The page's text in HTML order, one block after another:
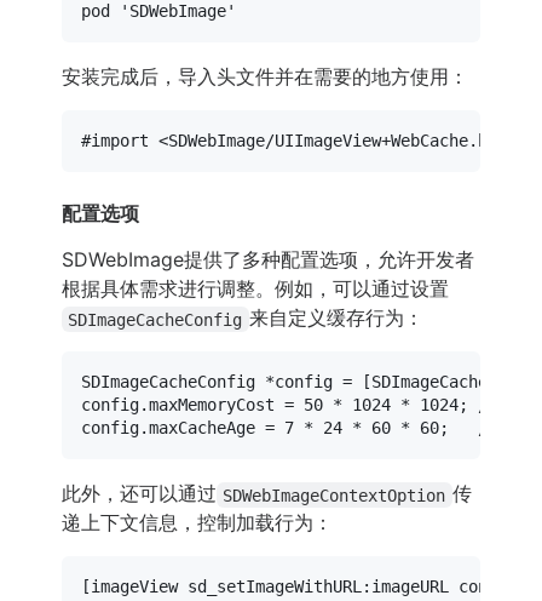
pod 'SDWebImage'
安装完成后，导入头文件并在需要的地方使用：
配置选项
SDWebImage提供了多种配置选项，允许开发者
根据具体需求进行调整。例如，可以通过设置
SDImageCacheConfig 来自定义缓存行为：
SDImageCacheConfig *config = [SDImageCache
config.maxMemoryCost = 50 * 1024 * 1024; // 设置最
此外，还可以通过 SDWebImageContextOption 传
递上下文信息，控制加载行为：